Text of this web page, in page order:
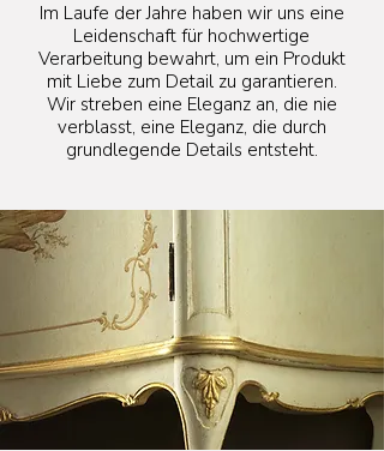
54 cm
Im Laufe der Jahre haben wir uns eine
Leidenschaft für hochwertige
Verarbeitung bewahrt, um ein Produkt
mit Liebe zum Detail zu garantieren.
Wir streben eine Eleganz an, die nie
verblasst, eine Eleganz, die durch
grundlegende Details entsteht.